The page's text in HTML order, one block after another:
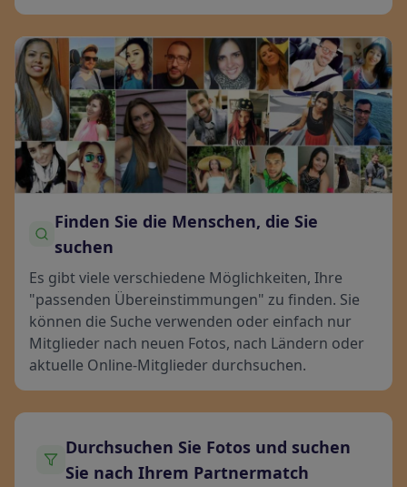
Finden Sie die Menschen, die Sie
suchen
Es gibt viele verschiedene Möglichkeiten, Ihre
"passenden Übereinstimmungen" zu finden. Sie
können die Suche verwenden oder einfach nur
Mitglieder nach neuen Fotos, nach Ländern oder
aktuelle Online-Mitglieder durchsuchen.
Durchsuchen Sie Fotos und suchen
Sie nach Ihrem Partnermatch